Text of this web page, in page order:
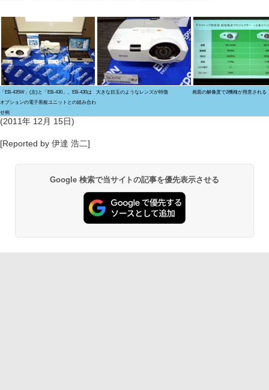
「EB-435W」(左)と「EB-430」。EB-430は
オプションの電子黒板ユニットとの組み合わ
せ例
大きな目玉のようなレンズが特徴 画面の解像度で2機種が用意される
(2011年 12月 15日)
[Reported by 伊達 浩二]
Google 検索で当サイトの記事を優先表示させる